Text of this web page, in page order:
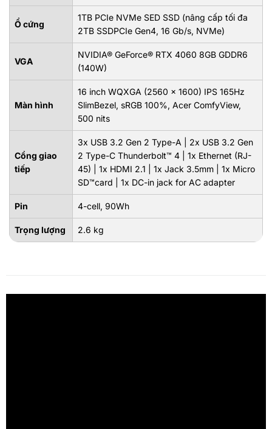
Ổ cứng
1TB PCIe NVMe SED SSD (nâng cấp tối đa
2TB SSDPCIe Gen4, 16 Gb/s, NVMe)
VGA
NVIDIA® GeForce® RTX 4060 8GB GDDR6
(140W)
Màn hình
16 inch WQXGA (2560 x 1600) IPS 165Hz
SlimBezel, sRGB 100%, Acer ComfyView,
500 nits
Cổng giao
tiếp
3x USB 3.2 Gen 2 Type-A | 2x USB 3.2 Gen
2 Type-C Thunderbolt™ 4 | 1x Ethernet (RJ-
45) | 1x HDMI 2.1 | 1x Jack 3.5mm | 1x Micro
SD™card | 1x DC-in jack for AC adapter
Pin 4-cell, 90Wh
Trọng lượng 2.6 kg